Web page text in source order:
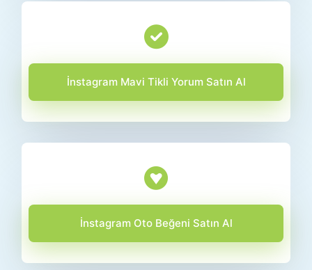
İnstagram Mavi Tikli Yorum Satın Al
İnstagram Oto Beğeni Satın Al